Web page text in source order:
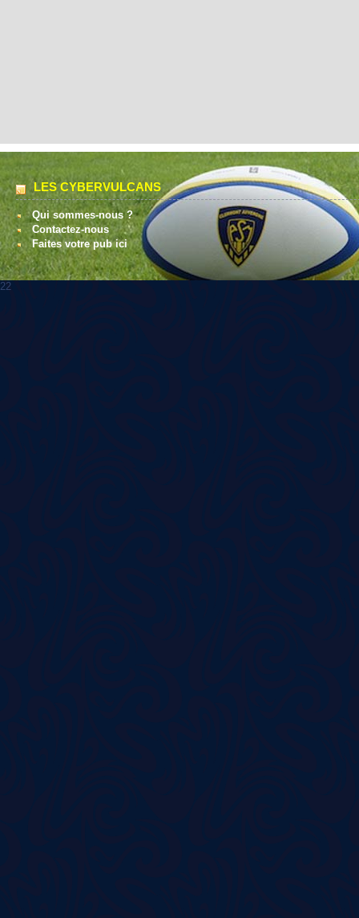
LES CYBERVULCANS
Qui sommes-nous ?
Contactez-nous
Faites votre pub ici
22